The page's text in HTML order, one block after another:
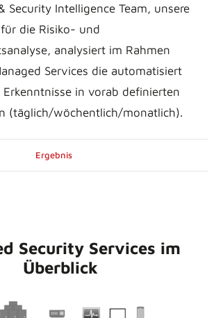
Security Intelligence Team, unsere
die Risiko- und
analysiert im Rahmen
Services die automatisiert
Erkenntnisse in vorab definierten
(täglich/wöchentlich/monatlich).
Ergebnis
Security Services im
Überblick